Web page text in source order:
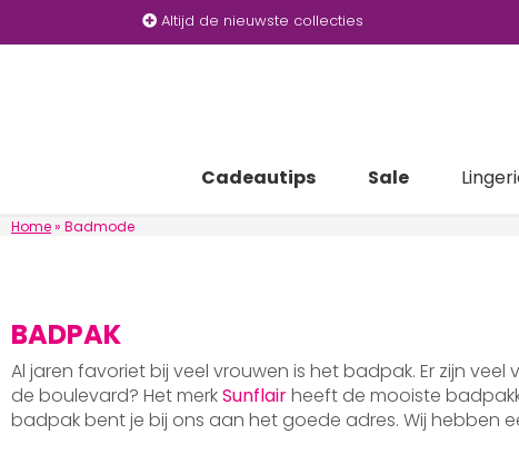
Altijd de nieuwste collecties
Cadeautips Sale
Home» Badmode
BADPAK
Al jaren favoriet bij veel vrouwen is het badpak. Er zijn veel
de boulevard? Het merkSunflairheeft de mooiste
badpak bent je bij ons aan het goede adres. Wij hebben